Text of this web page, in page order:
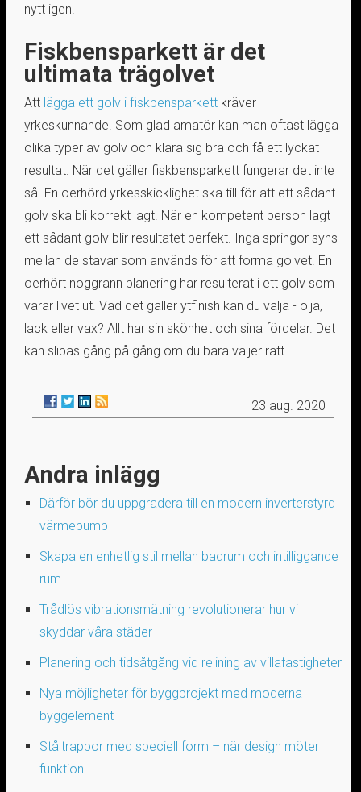
nytt igen.
Fiskbensparkett är det
ultimata trägolvet
Att lägga ett golv i fiskbensparkettkräver
yrkeskunnande. Som glad amatör kan man oftast lägga
olika typer av golv och klara sig bra och få ett lyckat
resultat. När det gäller fiskbensparkett fungerar det inte
så. En oerhörd yrkesskicklighet ska till för att ett sådant
golv ska bli korrekt lagt. När en kompetent person lagt
ett sådant golv blir resultatet perfekt. Inga springor syns
mellan de stavar som används för att forma golvet. En
oerhört noggrann planering har resulterat i ett golv som
varar livet ut. Vad det gäller ytfinish kan du välja - olja,
lack eller vax? Allt har sin skönhet och sina fördelar. Det
kan slipas gång på gång om du bara väljer rätt.
23 aug. 2020
Andra inlägg
Därför bör du uppgradera till en modern inverterstyrd
värmepump
Skapa en enhetlig stil mellan badrum och intilliggande
rum
Trådlös vibrationsmätning revolutionerar hur vi
skyddar våra städer
Planering och tidsåtgång vid relining av villafastigheter
Nya möjligheter för byggprojekt med moderna
byggelement
Ståltrappor med speciell form – när design möter
funktion